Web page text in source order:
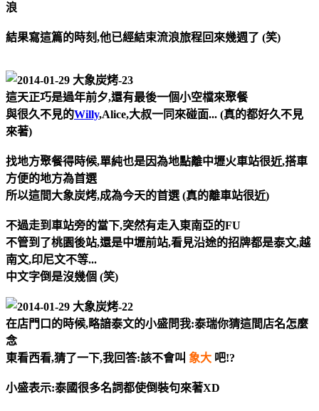
浪
結果寫這篇的時刻,他已經結束流浪旅程回來幾週了 (笑)
這天正巧是過年前夕,還有最後一個小空檔來聚餐
與很久不見的Willy,Alice,大叔一同來碰面... (真的都好久不見
來著)
找地方聚餐得時候,單純也是因為地點離中壢火車站很近,搭車
方便的地方為首選
所以這間大象炭烤,成為今天的首選 (真的離車站很近)
不過走到車站旁的當下,突然有走入東南亞的FU
不管到了桃園後站,還是中壢前站,看見沿途的招牌都是泰文,越
南文,印尼文不等...
中文字倒是沒幾個 (笑)
在店門口的時候,略諳泰文的小盛問我:泰瑞你猜這間店名怎麼
念
東看西看,猜了一下,我回答:該不會叫 象大 吧!?
小盛表示:泰國很多名詞都使倒裝句來著XD